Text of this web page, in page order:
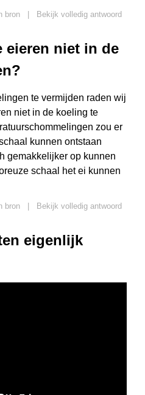
bron
Bekijk volledig antwoord
eieren niet in de
te vermijden raden wij
niet in de koeling te
zou er
kunnen ontstaan
gemakkelijker op kunnen
schaal het ei kunnen
bron
Bekijk volledig antwoord
eigenlijk